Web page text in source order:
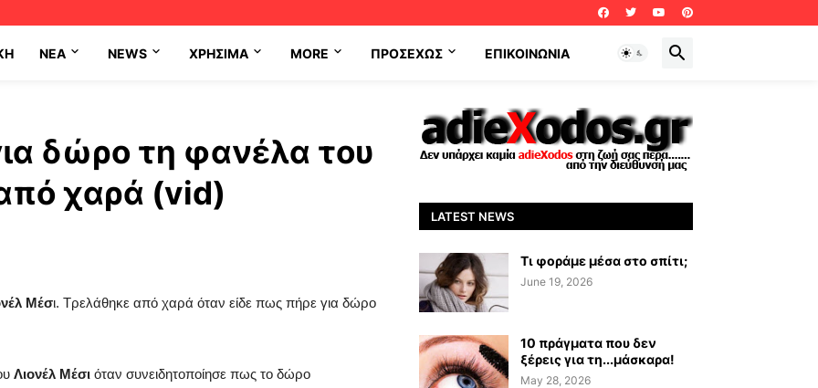
NEA NEWS ΧΡΉΣΙΜΑ MORE ΠΡΟΣΕΧΩΣ ΕΠΙΚΟΙΝΩΝΊΑ
δώρο τη φανέλα του
χαρά (vid)
Μέσι. Τρελάθηκε από χαρά όταν είδε πως πήρε για δώρο
Λιονέλ Μέσι όταν συνειδητοποίησε πως το δώρο
LATEST NEWS
Τι φοράμε μέσα στο σπίτι;
June 19, 2026
10 πράγματα που δεν
ξέρεις για τη...μάσκαρα!
May 28, 2026